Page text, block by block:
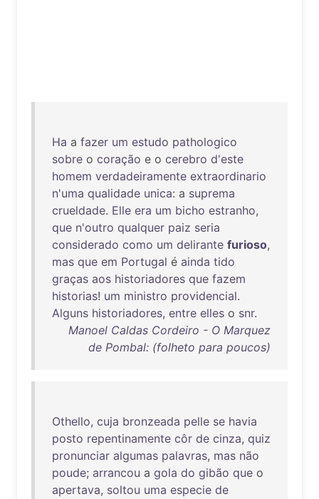
Ha a fazer um estudo pathologico
sobre o coração e o cerebro d'este
homem verdadeiramente extraordinario
n'uma qualidade unica: a suprema
crueldade. Elle era um bicho estranho,
que n'outro qualquer paiz seria
considerado como um delirante furioso,
mas que em Portugal é ainda tido
graças aos historiadores que fazem
historias! um ministro providencial.
Alguns historiadores, entre elles o snr.
Manoel Caldas Cordeiro - O Marquez
de Pombal: (folheto para poucos)
Othello, cuja bronzeada pelle se havia
posto repentinamente côr de cinza, quiz
pronunciar algumas palavras, mas não
poude; arrancou a gola do gibão que o
apertava, soltou uma especie de